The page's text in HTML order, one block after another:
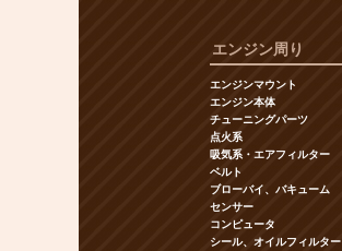
エンジン周り
エンジンマウント
エンジン本体
チューニングパーツ
点火系
吸気系・エアフィルター
ベルト
ブローバイ、バキューム
センサー
コンピュータ
シール、オイルフィルター